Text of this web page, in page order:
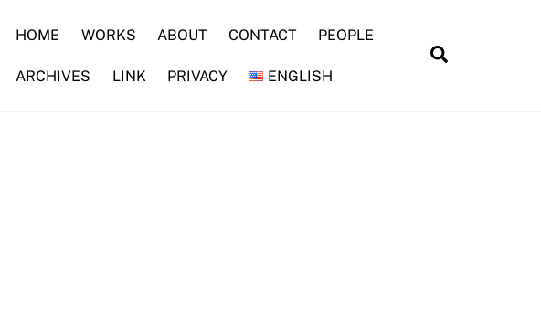
HOME WORKS ABOUT CONTACT PEOPLE
ARCHIVES LINK PRIVACY ENGLISH